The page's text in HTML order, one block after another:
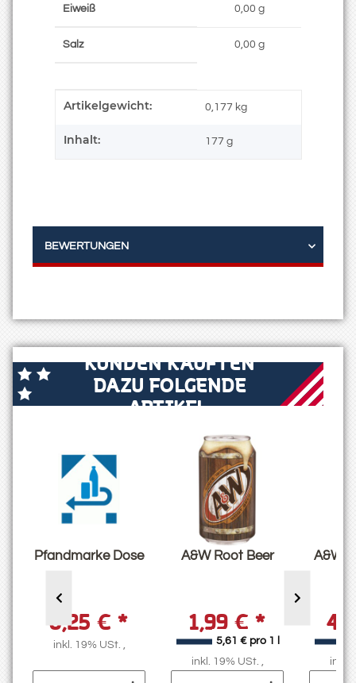
Eiweiß 0,00 g
Salz 0,00 g
Produkteigenschaft
Wert
Artikelgewicht: 0,177 kg
Inhalt: 177 g
BEWERTUNGEN
KUNDEN KAUFTEN
DAZU FOLGENDE
ARTIKEL:
Pfandmarke Dose
0,25 € *
inkl. 19% USt. ,
A&W Root Beer
1,99 € *
5,61 € pro 1 l
inkl. 19% USt. ,
A&W
inkl.